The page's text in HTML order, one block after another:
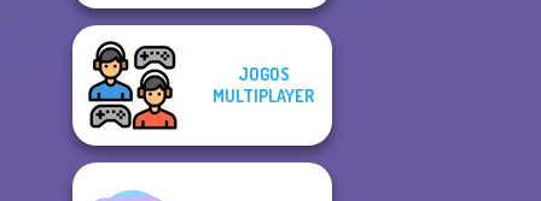
JOGOS
MULTIPLAYER